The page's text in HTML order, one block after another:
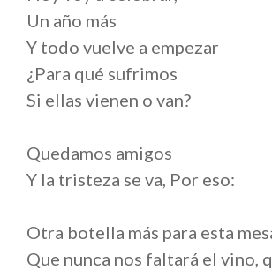
Un año más
Y todo vuelve a empezar
¿Para qué sufrimos
Si ellas vienen o van?
Quedamos amigos
Y la tristeza se va, Por eso:
Otra botella más para esta
Que nunca nos faltará el vino,